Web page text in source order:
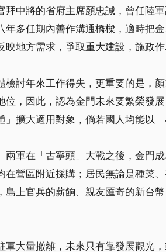
拜中將的省府主席顏忠誠，曾任陸
年多任期內善作溝通橋樑，適時把
映地方需求，爭取重大建設，施政
檢討年來工作得失，更重要的是，
位，因此，認為金門未來要繁榮發
擴大適用對象，倘若國人均能以
兩軍在「古寧頭」大戰之後，金門
在營區附近採購；居民無論是種菜
島上官兵的薪餉、親友匯寄的新台
軍大量撤離，未來只有靠發展觀光